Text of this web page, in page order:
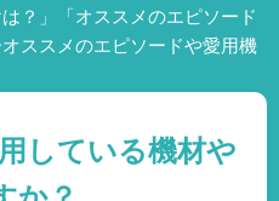
？」「オススメのエピソード
ススメのエピソードや愛用機
している機材や